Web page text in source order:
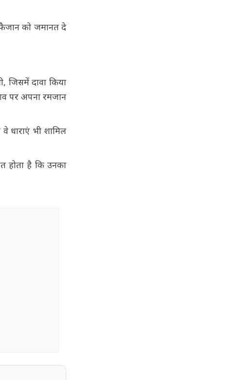
फैजान को जमानत दे
जिसमें दावा किया
पर अपना रमजान
धाराएं भी शामिल
होता है कि उनका